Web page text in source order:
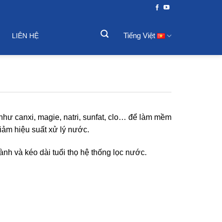
LIÊN HỆ Tiếng Việt
canxi, magie, natri, sunfat, clo… để làm mềm
hiệu suất xử lý nước.
và kéo dài tuổi thọ hệ thống lọc nước.